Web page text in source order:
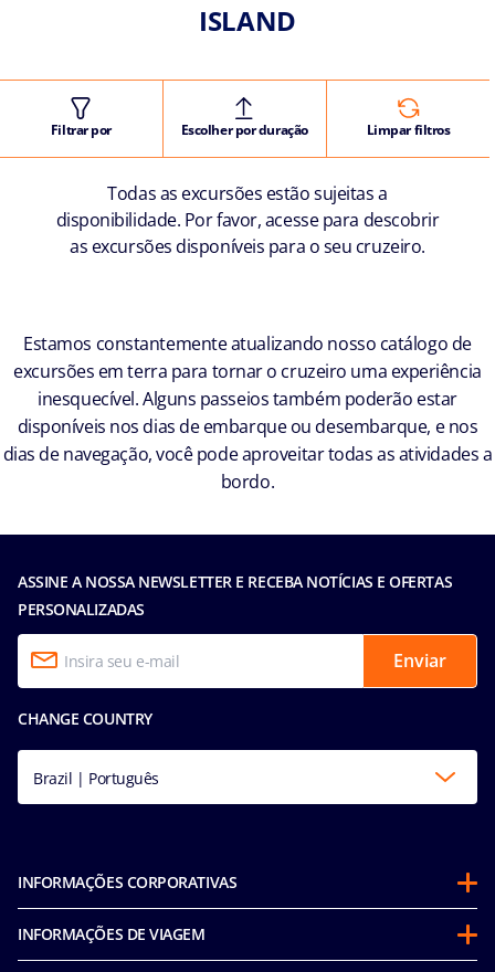
ISLAND
Filtrar por Escolher por duração Limpar filtros
Todas as excursões estão sujeitas a
disponibilidade. Por favor, acesse para descobrir
as excursões disponíveis para o seu cruzeiro.
Estamos constantemente atualizando nosso catálogo de
excursões em terra para tornar o cruzeiro uma experiência
inesquecível. Alguns passeios também poderão estar
disponíveis nos dias de embarque ou desembarque, e nos
dias de navegação, você pode aproveitar todas as atividades a
bordo.
ASSINE A NOSSA NEWSLETTER E RECEBA NOTÍCIAS E OFERTAS
PERSONALIZADAS
Enviar
CHANGE COUNTRY
Brazil | Português
INFORMAÇÕES CORPORATIVAS
Sobre a MSC
INFORMAÇÕES DE VIAGEM